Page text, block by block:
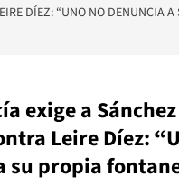
DÍEZ: “UNO NO DENUNCIA A
exige a
Leire Díez:
su propia